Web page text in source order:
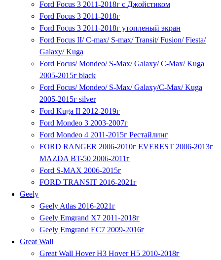
Ford Focus 3 2011-2018г с Джойстиком
Ford Focus 3 2011-2018г
Ford Focus 3 2011-2018г утопленый экран
Ford Focus II/ C-max/ S-max/ Transit/ Fusion/ Fiesta/
Galaxy/ Kuga
Ford Focus/ Mondeo/ S-Max/ Galaxy/ C-Max/ Kuga
2005-2015г black
Ford Focus/ Mondeo/ S-Max/ Galaxy/C-Max/ Kuga
2005-2015г silver
Ford Kuga II 2012-2019г
Ford Mondeo 3 2003-2007г
Ford Mondeo 4 2011-2015г Рестайлинг
FORD RANGER 2006-2010г EVEREST 2006-2013г
MAZDA BT-50 2006-2011г
Ford S-MAX 2006-2015г
FORD TRANSIT 2016-2021г
Geely
Geely Atlas 2016-2021г
Geely Emgrand X7 2011-2018г
Geelу Emgrand EC7 2009-2016г
Great Wall
Great Wall Hover H3 Hover H5 2010-2018г